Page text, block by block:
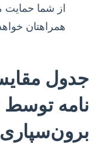
از شما حمایت
همراهتان
جدول
نامه توسط
برون‌سپاری